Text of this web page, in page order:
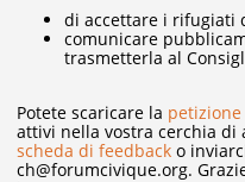
di accettare i rifugiati
comunicare
trasmetterla al
Potete scaricare la petizione
attivi nella vostra cerchia di
scheda di feedback o
ch@forumcivique.org.